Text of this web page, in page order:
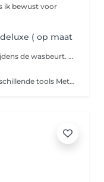
ik bewust voor
( op maat
Gerichte verzorging van de hoofdhuid tijdens de wasbeurt. Met een zalige massage De gebruikte producten worden aangepast aan de noden van jouw hoofdhuid, zoals schilfers, een gevoelige of snel vet wordende hoofdhuid. Deze verzorging focust op het zuiveren, kalmeren en in balans brengen van de hoofdhuid, met professionele producten en een verzorgende afsluiting. Kan gecombineerd worden met snit, brushing . Duur: tussen 30 min en 40 min ( geschat )
Een verwenmoment : massage met verschillende tools Met aandacht voor hoofdhuid en haar Ideaal als opvolging of tussentijdse behandeling van de hoofdhuidverzorging delux Producten worden steeds aangepast aan de noden van je hoofdhuid en haar . Kan in combinatie met alle behandelingen